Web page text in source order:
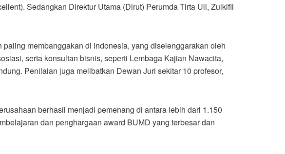
Sedangkan Direktur Utama (Dirut) Perumda Tirta Uli, Zulkifli
membanggakan di Indonesia, yang diselenggarakan oleh
serta konsultan bisnis, seperti Lembaga Kajian Nawacita,
Penilaian juga melibatkan Dewan Juri sekitar 10 profesor,
berhasil menjadi pemenang di antara lebih dari 1.150
dan penghargaan award BUMD yang terbesar dan